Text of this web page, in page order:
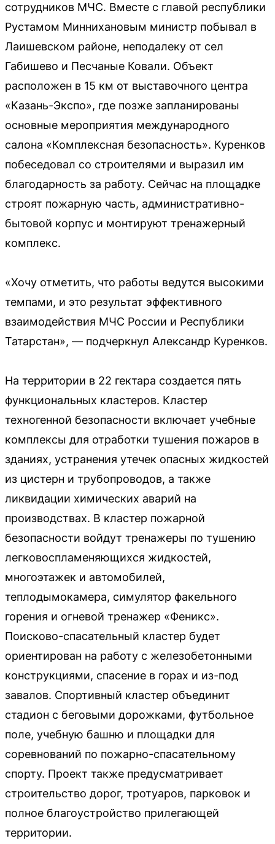
сотрудников МЧС. Вместе с главой республики
Рустамом Миннихановым министр побывал в
Лаишевском районе, неподалеку от сел
Габишево и Песчаные Ковали. Объект
расположен в 15 км от выставочного центра
«Казань-Экспо», где позже запланированы
основные мероприятия международного
салона «Комплексная безопасность». Куренков
побеседовал со строителями и выразил им
благодарность за работу. Сейчас на площадке
строят пожарную часть, административно-
бытовой корпус и монтируют тренажерный
комплекс.
«Хочу отметить, что работы ведутся высокими
темпами, и это результат эффективного
взаимодействия МЧС России и Республики
Татарстан», — подчеркнул Александр Куренков.
На территории в 22 гектара создается пять
функциональных кластеров. Кластер
техногенной безопасности включает учебные
комплексы для отработки тушения пожаров в
зданиях, устранения утечек опасных жидкостей
из цистерн и трубопроводов, а также
ликвидации химических аварий на
производствах. В кластер пожарной
безопасности войдут тренажеры по тушению
легковоспламеняющихся жидкостей,
многоэтажек и автомобилей,
теплодымокамера, симулятор факельного
горения и огневой тренажер «Феникс».
Поисково-спасательный кластер будет
ориентирован на работу с железобетонными
конструкциями, спасение в горах и из-под
завалов. Спортивный кластер объединит
стадион с беговыми дорожками, футбольное
поле, учебную башню и площадки для
соревнований по пожарно-спасательному
спорту. Проект также предусматривает
строительство дорог, тротуаров, парковок и
полное благоустройство прилегающей
территории.